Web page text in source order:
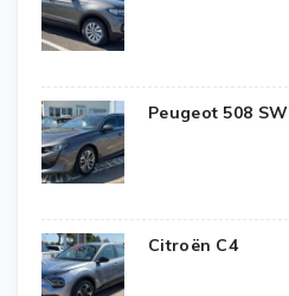
Peugeot 508 SW
Citroën C4